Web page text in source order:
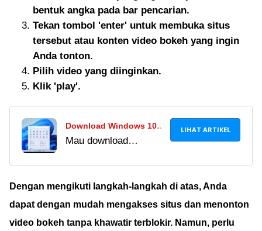
bentuk angka pada bar pencarian.
Tekan tombol 'enter' untuk membuka situs
tersebut atau konten video bokeh yang ingin
Anda tonton.
Pilih video yang diinginkan.
Klik 'play'.
Download Windows 10
Pro 32/64 Bit Terbaru
Mau download
mudah? Ikuti cara
download Windows 10
ISO terbaru gratis
LIHAT ARTIKEL
Dengan mengikuti langkah-langkah di atas, Anda
dapat dengan mudah mengakses situs dan menonton
video bokeh tanpa khawatir terblokir. Namun, perlu